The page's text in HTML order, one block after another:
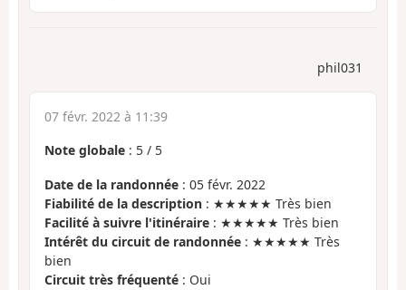
phil031
07 févr. 2022 à 11:39
Note globale : 5 / 5
Date de la randonnée : 05 févr. 2022
Fiabilité de la description : ★★★★★ Très bien
Facilité à suivre l'itinéraire : ★★★★★ Très bien
Intérêt du circuit de randonnée : ★★★★★ Très
bien
Circuit très fréquenté : Oui